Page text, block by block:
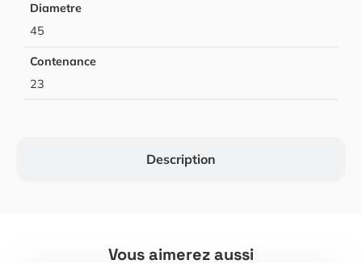
Description
Diametre
45
Contenance
23
Vous aimerez aussi